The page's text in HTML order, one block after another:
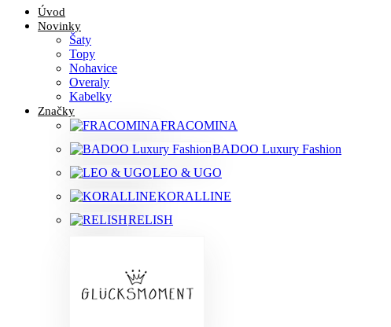
Úvod
Novinky
Šaty
Topy
Nohavice
Overaly
Kabelky
Značky
FRACOMINA
BADOO Luxury Fashion
LEO & UGO
KORALLINE
RELISH